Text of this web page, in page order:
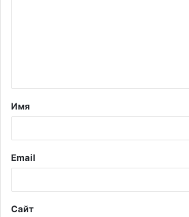
т
а
й
*
Имя
Email
Сайт